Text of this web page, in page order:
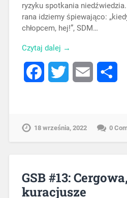
ryzyku spotkania
rana idziemy śpiewająco:
chłopcem, hej!”, SDM…
Czytaj dalej →
FacebookTwitter Email
18 września, 2022 0
GSB #13:
kuracjusze